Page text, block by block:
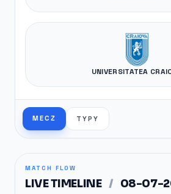
UNIVERSITATEA
MECZ TYPY
MATCH FLOW
LIVE TIMELINE / 08-07-